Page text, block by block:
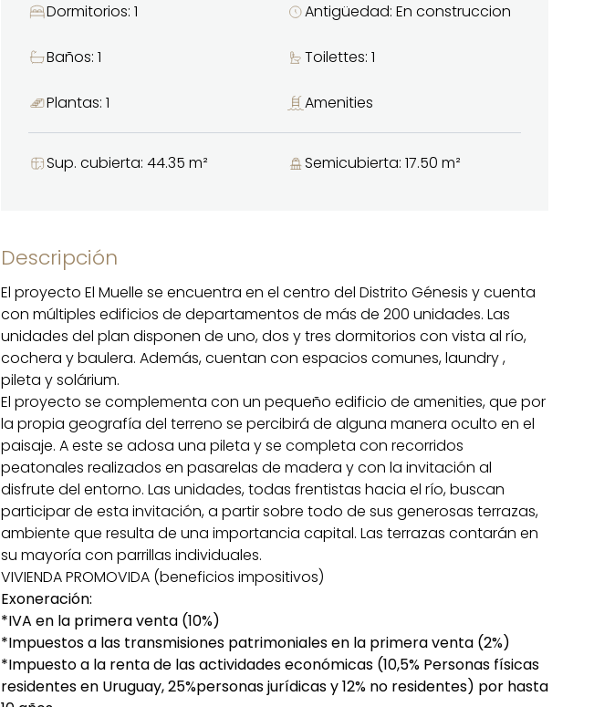
Dormitorios: 1 Antigüedad: En construccion
Baños: 1 Toilettes: 1
Plantas: 1 Amenities
Sup. cubierta: 44.35 m² Semicubierta: 17.50 m²
Descripción
El proyecto El Muelle se encuentra en el centro del Distrito Génesis y cuenta
con múltiples edificios de departamentos de más de 200 unidades. Las
unidades del plan disponen de uno, dos y tres dormitorios con vista al río,
cochera y baulera. Además, cuentan con espacios comunes, laundry ,
pileta y solárium.
El proyecto se complementa con un pequeño edificio de amenities, que por
la propia geografía del terreno se percibirá de alguna manera oculto en el
paisaje. A este se adosa una pileta y se completa con recorridos
peatonales realizados en pasarelas de madera y con la invitación al
disfrute del entorno. Las unidades, todas frentistas hacia el río, buscan
participar de esta invitación, a partir sobre todo de sus generosas terrazas,
ambiente que resulta de una importancia capital. Las terrazas contarán en
su mayoría con parrillas individuales.
VIVIENDA PROMOVIDA (beneficios impositivos)
Exoneración:
*IVA en la primera venta (10%)
*Impuestos a las transmisiones patrimoniales en la primera venta (2%)
*Impuesto a la renta de las actividades económicas (10,5% Personas físicas
residentes en Uruguay, 25%personas jurídicas y 12% no residentes) por hasta